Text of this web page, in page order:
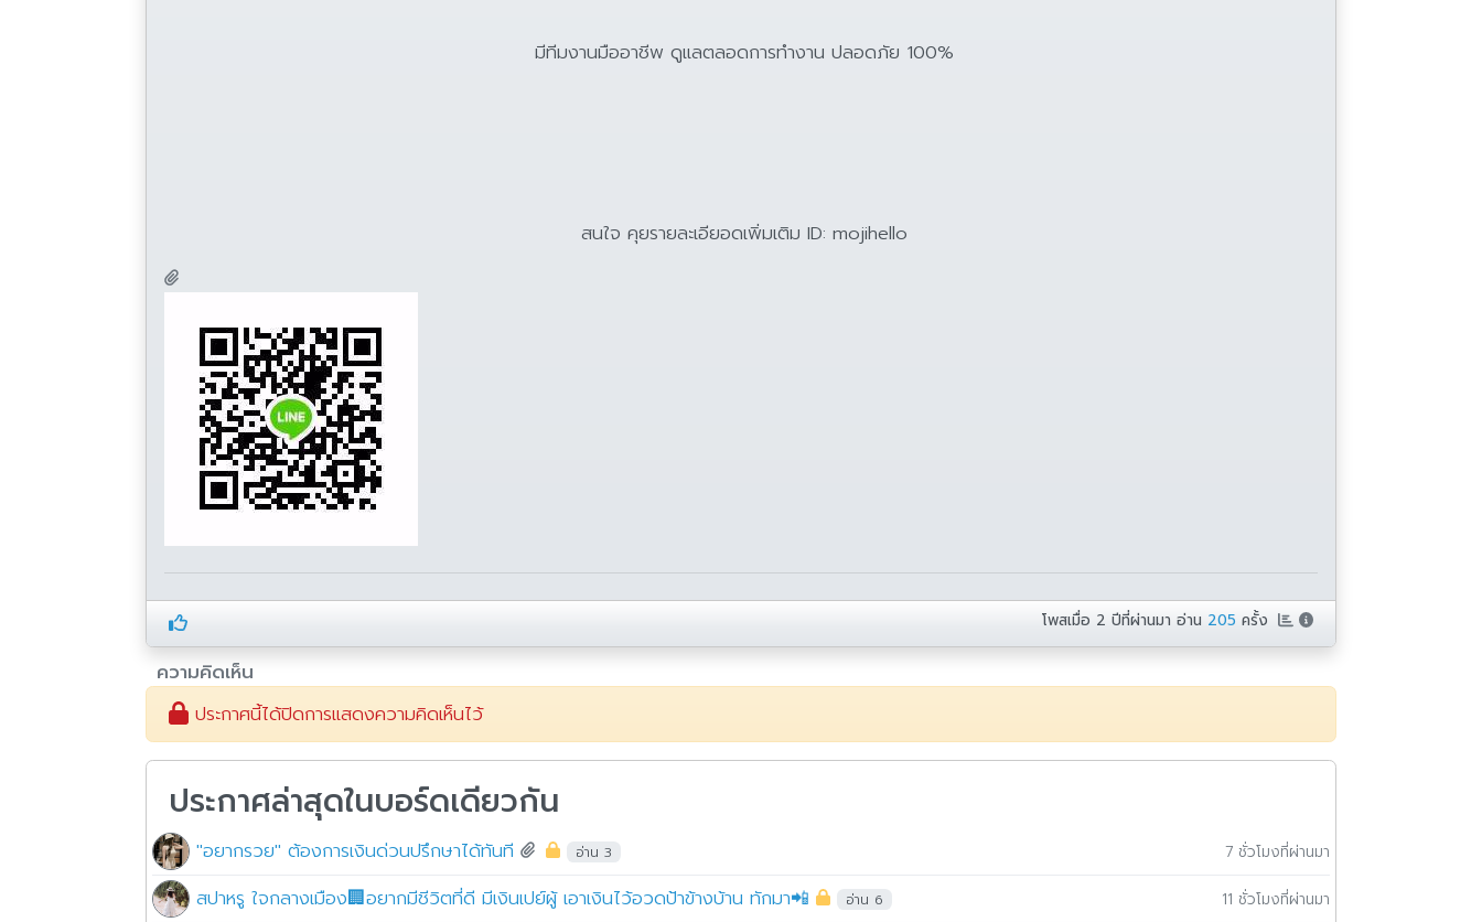
มีทีมงานมืออาชีพ ดูแลตลอดการทำงาน ปลอดภัย 100%
สนใจ คุยรายละเอียอดเพิ่มเติม ID: mojihello
โพสเมื่อ 2 ปีที่ผ่านมา อ่าน 205 ครั้ง
ความคิดเห็น
ประกาศนี้ได้ปิดการแสดงความคิดเห็นไว้
ประกาศล่าสุดในบอร์ดเดียวกัน
"อยากรวย" ต้องการเงินด่วนปรึกษาได้ทันที อ่าน 3 7 ชั่วโมงที่ผ่านมา
สปาหรู ใจกลางเมือง🏢อยากมีชีวิตที่ดี มีเงินเปย์ผู้ เอาเงินไว้อวดป้าข้างบ้าน ทักมา📲 อ่าน 6 11 ชั่วโมงที่ผ่านมา